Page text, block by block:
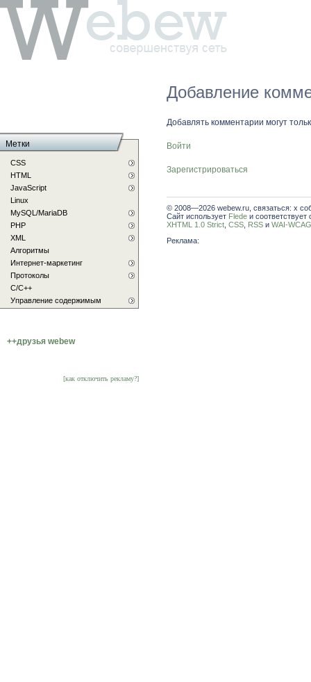
Добавление
Добавлять комментарии могут
Войти
Зарегистрироваться
© 2008—2026 webew.ru, связаться: x
Сайт использует Flede и соответствует
XHTML 1.0 Strict CSS RSS и WAI-
Реклама:
Метки
CSS
HTML
JavaScript
Linux
MySQL/MariaDB
PHP
XML
Алгоритмы
Интернет-маркетинг
Протоколы
С/C++
Управление содержимым
++друзья webew
[как отключить рекламу?]